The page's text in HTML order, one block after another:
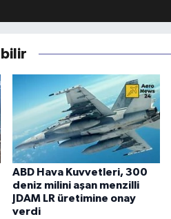
ABD Hava Kuvvetleri, 300
deniz milini aşan menzilli
JDAM LR üretimine onay
verdi